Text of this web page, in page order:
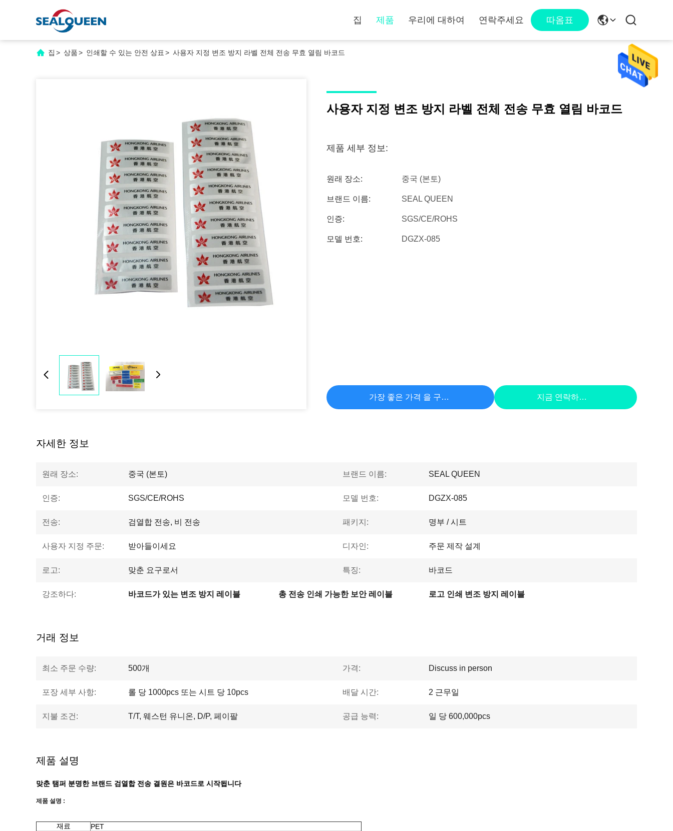
집 제품 우리에 대하여 연락주세요 따옴표
집 > 상품> 인쇄할 수 있는 안전 상표 > 사용자 지정 변조 방지 라벨 전체 전송 무효 열림 바코드
사용자 지정 변조 방지 라벨 전체 전송 무효 열림 바코드
제품 세부 정보:
원래 장소: 중국 (본토)
브랜드 이름: SEAL QUEEN
인증: SGS/CE/ROHS
모델 번호: DGZX-085
가장 좋은 가격 을 구하라 지금 연락하세요
자세한 정보
원래 장소: 중국 (본토) 브랜드 이름: SEAL QUEEN
인증: SGS/CE/ROHS 모델 번호: DGZX-085
전송: 검열합 전송, 비 전송 패키지: 명부 / 시트
사용자 지정 주문: 받아들이세요 디자인: 주문 제작 설계
로고: 맞춘 요구로서 특징: 바코드
강조하다: 바코드가 있는 변조 방지 레이블 총 전송 인쇄 가능한 보안 레이블 로고 인쇄 변조 방지 레이블
거래 정보
최소 주문 수량: 500개 가격: Discuss in person
포장 세부 사항: 롤 당 1000pcs 또는 시트 당 10pcs 배달 시간: 2 근무일
지불 조건: T/T, 웨스턴 유니온, D/P, 페이팔 공급 능력: 일 당 600,000pcs
제품 설명
맞춘 탬퍼 분명한 브랜드 검열합 전송 결원은 바코드로 시작됩니다
제품 설명 :
재료
PET